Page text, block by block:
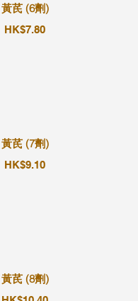
黃芪 (6劑)
HK$7.80
黃芪 (7劑)
HK$9.10
黃芪 (8劑)